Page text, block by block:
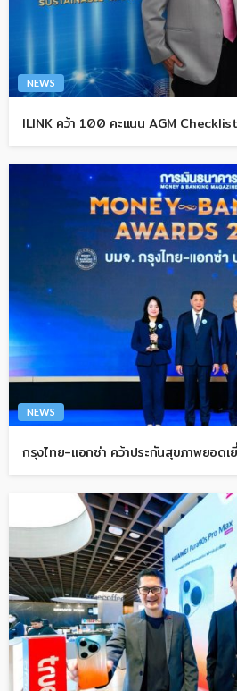
NEWS
ILINK คว้า 100 คะแนน AGM
NEWS
กรุงไทย-แอกซ่า คว้าประกันสุขภาพยอด